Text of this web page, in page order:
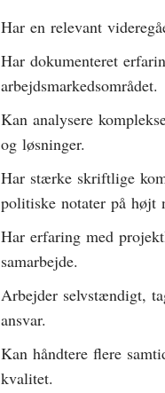
Har en relevant
Har dokumenteret
arbejdsmarkedsområdet.
Kan analysere
og løsninger.
Har stærke skriftlige
politiske notater på højt
Har erfaring med
samarbejde.
Arbejder selvstændigt,
ansvar.
Kan håndtere flere
kvalitet.